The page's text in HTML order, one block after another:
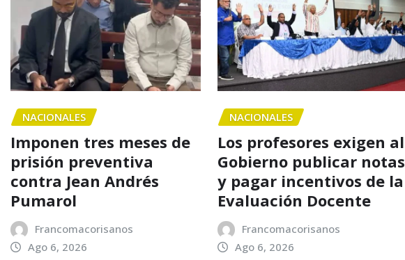
NACIONALES
Imponen tres meses de
prisión preventiva
contra Jean Andrés
Pumarol
Francomacorisanos
Ago 6, 2026
NACIONALES
Los profesores exigen al
Gobierno publicar notas
y pagar incentivos de la
Evaluación Docente
Francomacorisanos
Ago 6, 2026